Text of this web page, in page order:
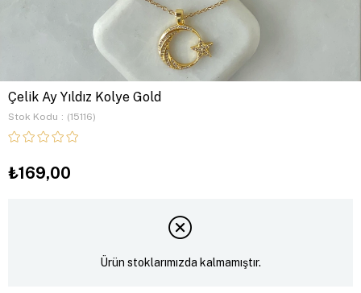
Çelik Ay Yıldız Kolye Gold
Stok Kodu (15116)
₺169,00
Ürün stoklarımızda kalmamıştır.